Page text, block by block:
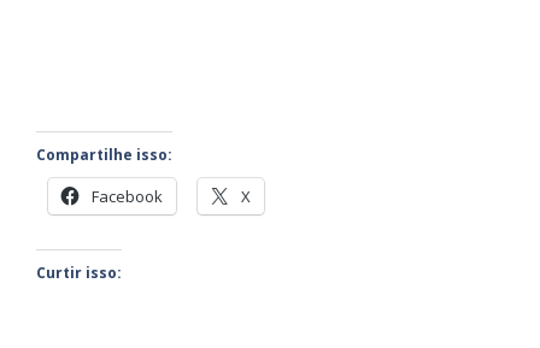
Compartilhe isso:
Facebook X
Curtir isso: